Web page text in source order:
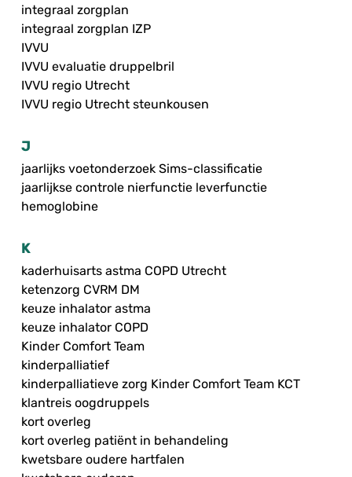
integraal zorgplan
integraal zorgplan IZP
IVVU
IVVU evaluatie druppelbril
IVVU regio Utrecht
IVVU regio Utrecht steunkousen
J
jaarlijks voetonderzoek Sims-classificatie
jaarlijkse controle nierfunctie leverfunctie
hemoglobine
K
kaderhuisarts astma COPD Utrecht
ketenzorg CVRM DM
keuze inhalator astma
keuze inhalator COPD
Kinder Comfort Team
kinderpalliatief
kinderpalliatieve zorg Kinder Comfort Team KCT
klantreis oogdruppels
kort overleg
kort overleg patiënt in behandeling
kwetsbare oudere hartfalen